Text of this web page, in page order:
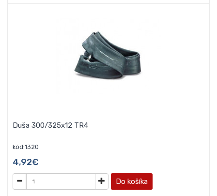
Duša 300/325x12 TR4
kód:1320
4,92€
Do košíka